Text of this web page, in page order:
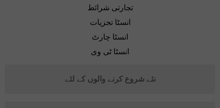
تجارتی شرائط
انسٹا تجزیات
انسٹا چارٹ
انسٹا ٹی وی
نئے شروع کرنے والوں کے لئے